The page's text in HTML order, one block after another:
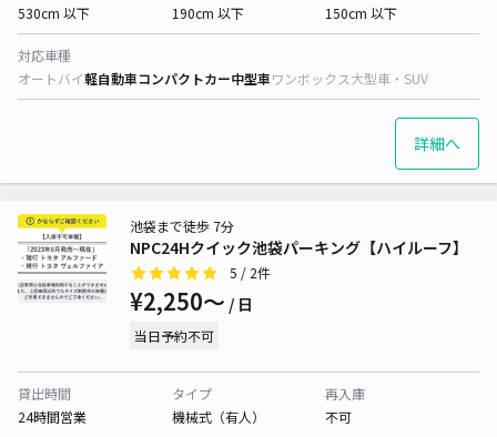
530cm 以下
190cm 以下
150cm 以下
対応車種
オートバイ軽自動車コンパクトカー中型車ワンボックス大型車・SUV
詳細へ
NPC24Hクイック池袋パーキング【ハイルーフ】
池袋まで徒歩 7分
5 / 2件
¥2,250〜 / 日
当日予約不可
貸出時間
24時間営業
タイプ
機械式（有人）
再入庫
不可